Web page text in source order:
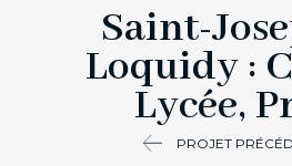
Saint-
Loquidy :
Lycée,
PROJET